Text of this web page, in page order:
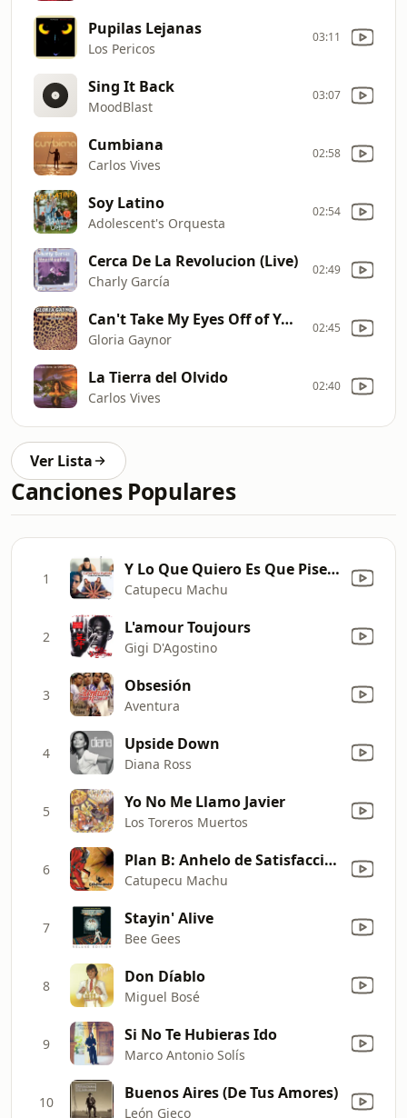
Pupilas Lejanas
Los Pericos
03:11
Sing It Back
MoodBlast
03:07
Cumbiana
Carlos Vives
02:58
Soy Latino
Adolescent's Orquesta
02:54
Cerca De La Revolucion (Live)
Charly García
02:49
Can't Take My Eyes Off of You (Radio Edit)
Gloria Gaynor
02:45
La Tierra del Olvido
Carlos Vives
02:40
Ver Lista
Canciones Populares
1 Y Lo Que Quiero Es Que Pises Sin el Suelo
Catupecu Machu
2 L'amour Toujours
Gigi D'Agostino
3 Obsesión
Aventura
4 Upside Down
Diana Ross
5 Yo No Me Llamo Javier
Los Toreros Muertos
6 Plan B: Anhelo de Satisfacción
Catupecu Machu
7 Stayin' Alive
Bee Gees
8 Don Díablo
Miguel Bosé
9 Si No Te Hubieras Ido
Marco Antonio Solís
10 Buenos Aires (De Tus Amores)
León Gieco